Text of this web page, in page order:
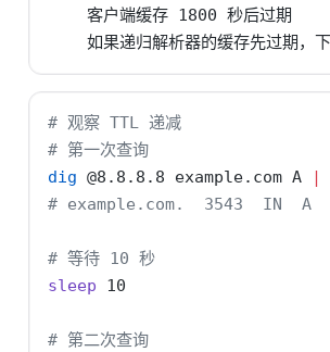
    客户端缓存 1800 秒后过期
如果递归解析器的缓存先过期，
# 观察 TTL 递减
# 第一次查询
dig @8.8.8.8 example.com A |
# example.com.  3543  IN  A
# 等待 10 秒
sleep 10
# 第二次查询